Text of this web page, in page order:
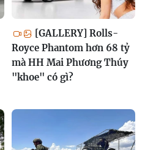
[GALLERY] Rolls-
Royce Phantom hơn 68 tỷ
mà HH Mai Phương Thúy
"khoe" có gì?